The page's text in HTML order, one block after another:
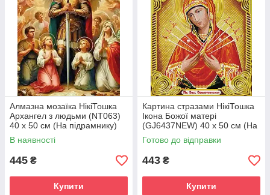
Алмазна мозаїка НікіТошка
Архангел з людьми (NT063)
40 х 50 см (На підрамнику)
В наявності
445 ₴
Купити
Картина стразами НікіТошка
Ікона Божої матері
(GJ6437NEW) 40 х 50 см (На
підрамнику)
Готово до відправки
443 ₴
Купити